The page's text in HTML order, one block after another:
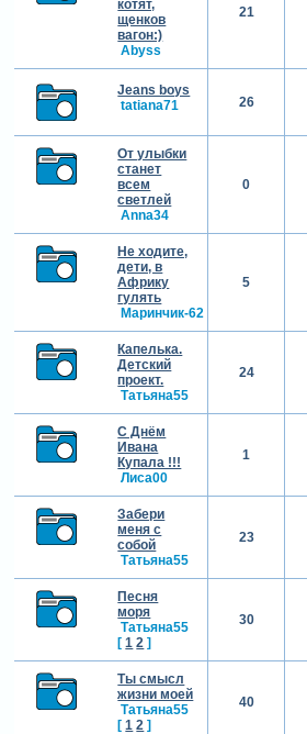
котят,
щенков
вагон:)
Abyss
21
Jeans boys
tatiana71
26
От улыбки
станет
всем
светлей
Anna34
0
Не ходите,
дети, в
Африку
гулять
Маринчик-62
5
Капелька.
Детский
проект.
Татьяна55
24
С Днём
Ивана
Купала !!!
Лиса00
1
Забери
меня с
собой
Татьяна55
23
Песня
моря
Татьяна55
[ 1 2 ]
30
Ты смысл
жизни моей
Татьяна55
[ 1 2 ]
40